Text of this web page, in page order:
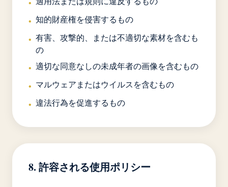
•
• 知的財産権を侵害するもの
• 有害、攻撃的、または不適切な素材を含むも
の
• 適切な同意なしの未成年者の画像を含むもの
• マルウェアまたはウイルスを含むもの
• 違法行為を促進するもの
8. 許容される使用ポリシー